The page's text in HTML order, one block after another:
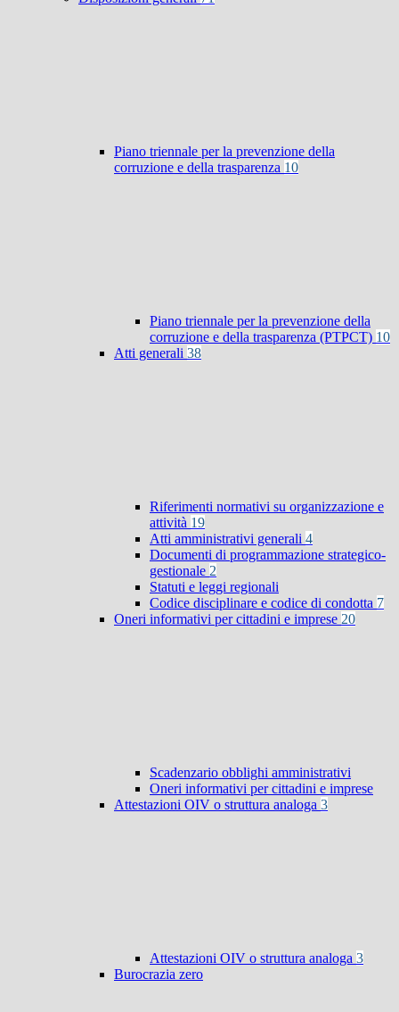
Piano triennale per la prevenzione della
corruzione e della trasparenza 10
Piano triennale per la prevenzione della
corruzione e della trasparenza (PTPCT) 10
Atti generali 38
Riferimenti normativi su organizzazione e
attività 19
Atti amministrativi generali 4
Documenti di programmazione strategico-
gestionale 2
Statuti e leggi regionali
Codice disciplinare e codice di condotta 7
Oneri informativi per cittadini e imprese 20
Scadenzario obblighi amministrativi
Oneri informativi per cittadini e imprese
Attestazioni OIV o struttura analoga 3
Attestazioni OIV o struttura analoga 3
Burocrazia zero